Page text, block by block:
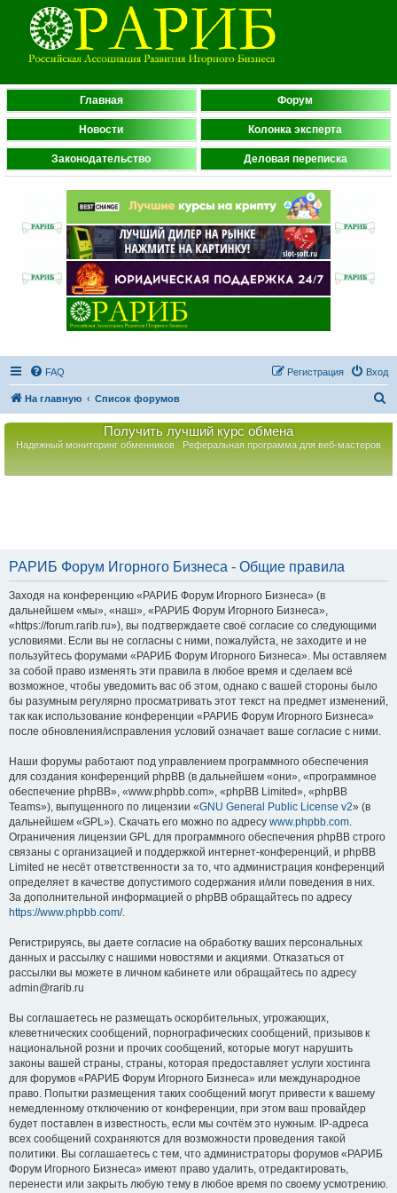
Главная Форум
Новости Колонка эксперта
Законодательство Деловая переписка
FAQ Вход
Регистрация
На главную Список форумов
Получить лучший курс обмена
Надежный мониторинг обменников Реферальная программа для веб-мастеров
РАРИБ Форум Игорного Бизнеса - Общие правила
Заходя на конференцию «РАРИБ Форум Игорного Бизнеса» (в
дальнейшем «мы», «наш», «РАРИБ Форум Игорного Бизнеса»,
«https://forum.rarib.ru»), вы подтверждаете своё согласие со следующими
условиями. Если вы не согласны с ними, пожалуйста, не заходите и не
пользуйтесь форумами «РАРИБ Форум Игорного Бизнеса». Мы оставляем
за собой право изменять эти правила в любое время и сделаем всё
возможное, чтобы уведомить вас об этом, однако с вашей стороны было
бы разумным регулярно просматривать этот текст на предмет изменений,
так как использование конференции «РАРИБ Форум Игорного Бизнеса»
после обновления/исправления условий означает ваше согласие с ними.
Наши форумы работают под управлением программного обеспечения
для создания конференций phpBB (в дальнейшем «они», «программное
обеспечение phpBB», «www.phpbb.com», «phpBB Limited», «phpBB
Teams»), выпущенного по лицензии «GNU General Public License v2» (в
дальнейшем «GPL»). Скачать его можно по адресу www.phpbb.com.
Ограничения лицензии GPL для программного обеспечения phpBB строго
связаны с организацией и поддержкой интернет-конференций, и phpBB
Limited не несёт ответственности за то, что администрация конференций
определяет в качестве допустимого содержания и/или поведения в них.
За дополнительной информацией о phpBB обращайтесь по адресу
https://www.phpbb.com/.
Регистрируясь, вы даете согласие на обработку ваших персональных
данных и рассылку с нашими новостями и акциями. Отказаться от
рассылки вы можете в личном кабинете или обращайтесь по адресу
admin@rarib.ru
Вы соглашаетесь не размещать оскорбительных, угрожающих,
клеветнических сообщений, порнографических сообщений, призывов к
национальной розни и прочих сообщений, которые могут нарушить
законы вашей страны, страны, которая предоставляет услуги хостинга
для форумов «РАРИБ Форум Игорного Бизнеса» или международное
право. Попытки размещения таких сообщений могут привести к вашему
немедленному отключению от конференции, при этом ваш провайдер
будет поставлен в известность, если мы сочтём это нужным. IP-адреса
всех сообщений сохраняются для возможности проведения такой
политики. Вы соглашаетесь с тем, что администраторы форумов «РАРИБ
Форум Игорного Бизнеса» имеют право удалить, отредактировать,
перенести или закрыть любую тему в любое время по своему усмотрению.